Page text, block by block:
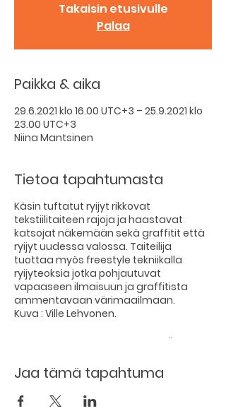
Takaisin etusivulle
Palaa
Paikka & aika
29.6.2021 klo 16.00 UTC+3 – 25.9.2021 klo
23.00 UTC+3
Niina Mantsinen
Tietoa tapahtumasta
Käsin tuftatut ryijyt rikkovat
tekstiilitaiteen rajoja ja haastavat
katsojat näkemään sekä graffitit että
ryijyt uudessa valossa. Taiteilija
tuottaa myös freestyle tekniikalla
ryijyteoksia jotka pohjautuvat
vapaaseen ilmaisuun ja graffitista
ammentavaan värimaailmaan.
Kuva : Ville Lehvonen.
29.6.-25.9. Näyttely on avoinna Kellarin
ravintolan aukioloaikoina ti–to 16–22
(23), pe-la 16-24(01)
Jaa tämä tapahtuma